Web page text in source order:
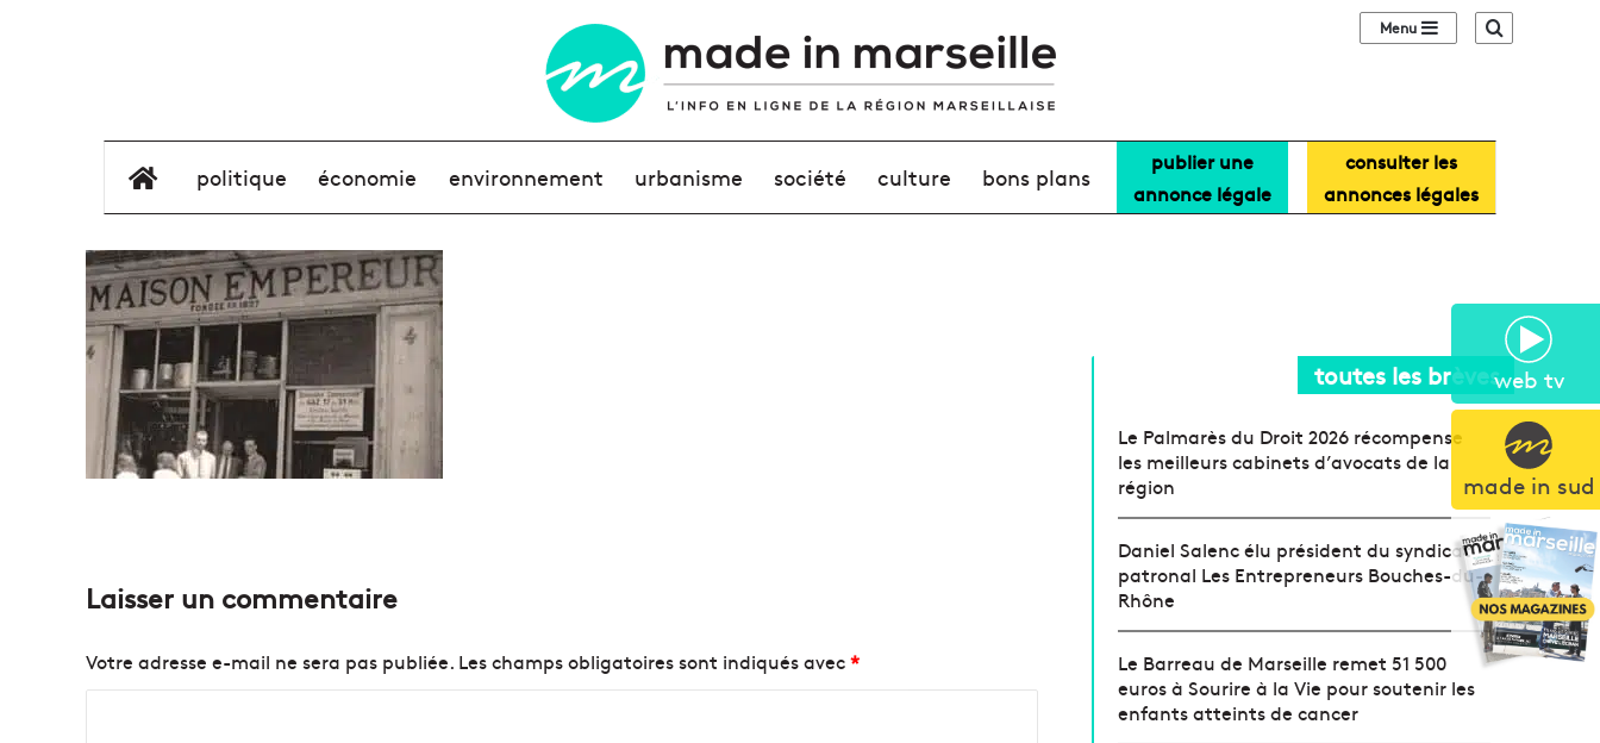
web tv
made in sud
Sidebar (barre
élément de menu
politique économie environnement urbanisme société culture bons plans
publier une
annonce légale
consulter les
annonces légales
Laisser un commentaire
Votre adresse e-mail ne sera pas publiée. Les champs obligatoires sont indiqués avec*
toutes les brèves
Le Palmarès du Droit 2026 récompense
les meilleurs cabinets d’avocats de la
région
Daniel Salenc élu président du syndicat
patronal Les Entrepreneurs Bouches-du-
Rhône
Le Barreau de Marseille remet 51 500
euros à Sourire à la Vie pour soutenir les
enfants atteints de cancer